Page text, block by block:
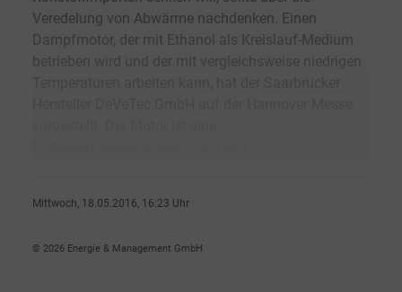
Veredelung von Abwärme nachdenken. Einen
Dampfmotor, der mit Ethanol als Kreislauf-Medium
betrieben wird und der mit vergleichsweise niedrigen
Mittwoch, 18.05.2016, 16:23 Uhr
© 2026 Energie & Management GmbH